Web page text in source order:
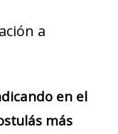
a
en el
más